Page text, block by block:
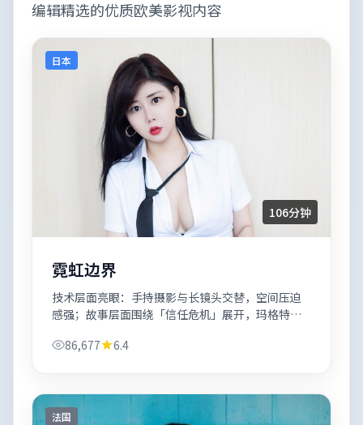
编辑精选的优质欧美影视内容
日本
106分钟
霓虹边界
技术层面亮眼：手持摄影与长镜头交替，空间压迫
感强；故事层面围绕「信任危机」展开，玛格特·
86,677
6.4
法国